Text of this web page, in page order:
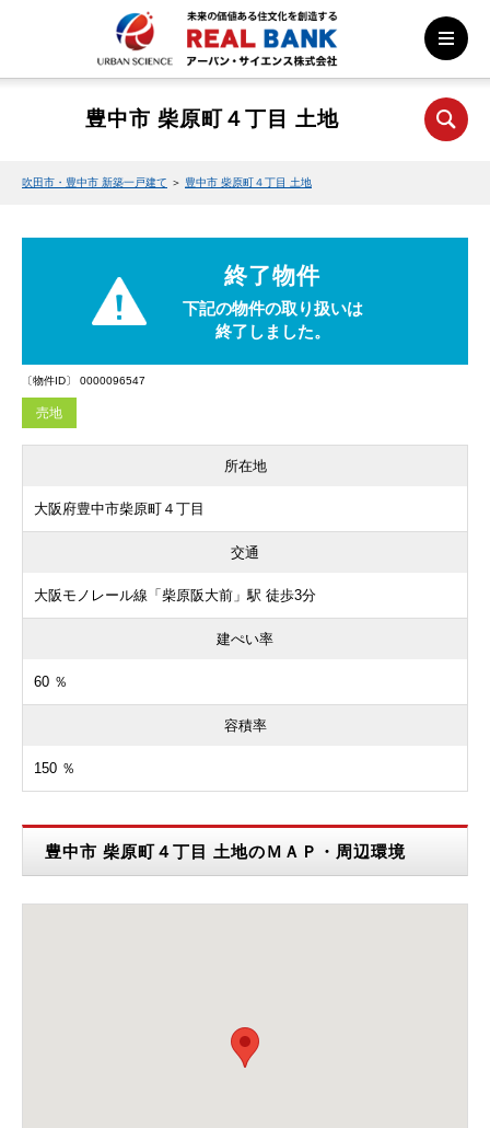
豊中市 柴原町４丁目 土地
吹田市・豊中市 新築一戸建て ＞ 豊中市 柴原町４丁目 土地
終了物件
下記の物件の取り扱いは
終了しました。
〔物件ID〕 0000096547
売地
所在地
大阪府豊中市柴原町４丁目
交通
大阪モノレール線「柴原阪大前」駅 徒歩3分
建ぺい率
60 ％
容積率
150 ％
豊中市 柴原町４丁目 土地のＭＡＰ・周辺環境